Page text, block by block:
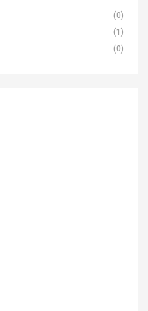
(0)
(1)
(0)